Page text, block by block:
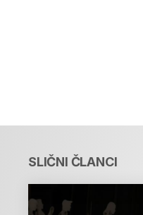
SLIČNI ČLANCI